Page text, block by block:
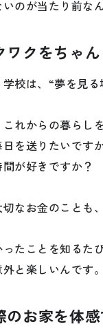
のが当たり前な
ワクをちゃ
校は、“夢を見
これからの暮らし
日を送りたいです
が好きですか？
切なお金のことも
たことを知るた
と楽しいんです。
のお家を体